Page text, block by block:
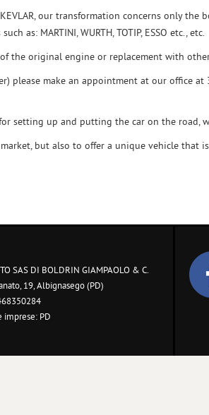
our transformation concerns only the
MARTINI, WURTH, TOTIP, ESSO etc., etc.
the original engine or replacement with
please make an appointment at our office
setting up and putting the car on the road,
but also to offer a unique vehicle that
SAS DI BOLDRIN GIAMPAOLO & C.
19, Albignasego (PD)
imprese: PD